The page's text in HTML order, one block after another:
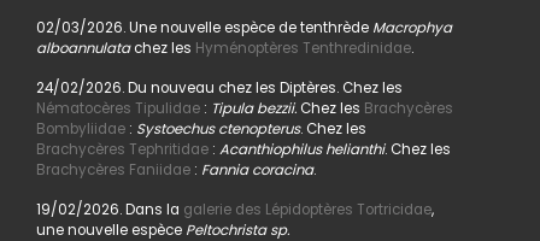
02/03/2026. Une nouvelle espèce de tenthrède Macrophya
alboannulatachez les Hyménoptères Tenthredinidae.
24/02/2026. Du nouveau chez les Diptères. Chez les
Nématocères Tipulidae: Tipula bezzii. Chez les Brachycères
Bombyliidae: Systoechus ctenopterus. Chez les
Brachycères Tephritidae: Acanthiophilus helianthi. Chez les
Brachycères Faniidae: Fannia coracina.
19/02/2026. Dans la galerie des Lépidoptères Tortricidae,
une nouvelle espèce Peltochrista sp.